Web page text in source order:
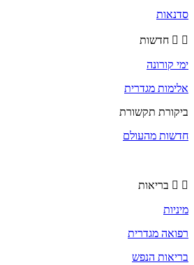
סדנאות
חדשות
ימי קורונה
אלימות מגדרית
ביקורת תקשורת
חדשות מהעולם
בריאות
מיניות
רפואה מגדרית
בריאות הנפש